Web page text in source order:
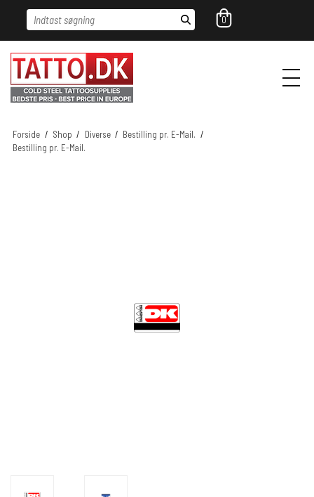
Indtast søgning 0
Forside / Shop / Diverse / Bestilling pr. E-Mail. /
Bestilling pr. E-Mail.